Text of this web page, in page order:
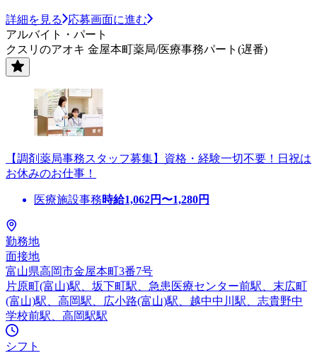
詳細を見る
応募画面に進む
アルバイト・パート
クスリのアオキ 金屋本町薬局/医療事務パート(遅番)
【調剤薬局事務スタッフ募集】資格・経験一切不要！日祝は
お休みのお仕事！
医療施設事務時給1,062円〜1,280円
勤務地
面接地
富山県高岡市金屋本町3番7号
片原町(富山)駅、坂下町駅、急患医療センター前駅、末広町
(富山)駅、高岡駅、広小路(富山)駅、越中中川駅、志貴野中
学校前駅、高岡駅駅
シフト